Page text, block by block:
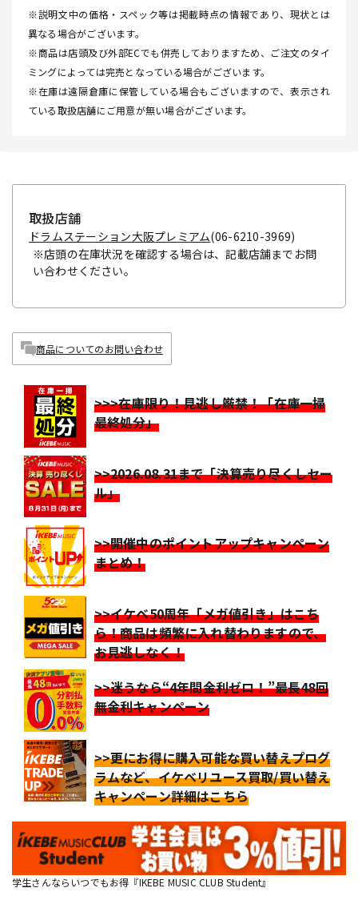
※説明文中の価格・スペック等は掲載時点の情報であり、現状とは
異なる場合がございます。
※商品は店頭及び外部ECでも併売しておりますため、ご注文のタイ
ミングによっては完売となっている場合がございます。
※在庫は遠隔倉庫に保管している場合もございますので、表示され
ている取扱店舗にご用意が無い場合がございます。
取扱店舗
ドラムステーション大阪プレミアム(06-6210-3969)
※店頭の在庫状況を確認する場合は、記載店舗までお問
い合わせください。
商品についてのお問い合わせ
>>>在庫限り！見逃し厳禁！「在庫一掃
最終処分」
>>2026.08.31まで「決算売り尽くしセー
ル」
>>開催中のポイントアップキャンペーン
まとめ！
>>イケベ50周年「メガ値引き」はこち
ら！商品は頻繁に入れ替わりますので、
お見逃しなく！
>>迷うなら“4年間金利ゼロ！”最長48回
無金利キャンペーン
>>更にお得に購入可能な買い替えプログ
ラムなど、イケベリユース買取/買い替え
キャンペーン詳細はこちら
学生さんならいつでもお得『IKEBE MUSIC CLUB Student』